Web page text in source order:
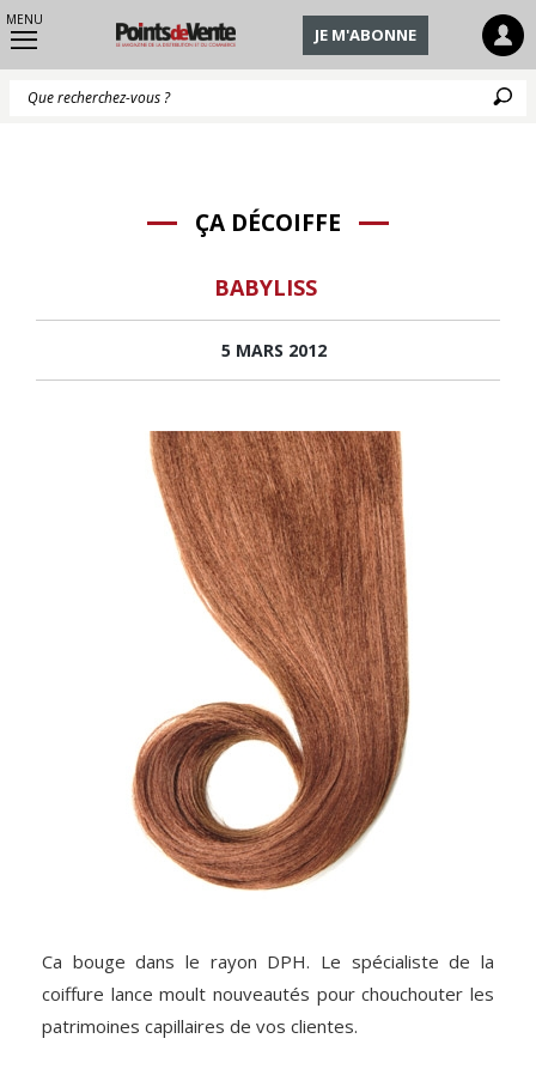
MENU
JE M'ABONNE
ÇA DÉCOIFFE
BABYLISS
5 MARS 2012
Ca bouge dans le rayon DPH. Le spécialiste de la
coiffure lance moult nouveautés pour chouchouter les
patrimoines capillaires de vos clientes.